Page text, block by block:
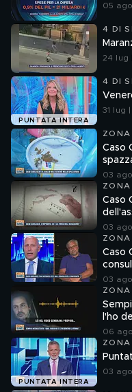
05
4 DI
24 lug
PUNTATA INTERA
4 DI
31 lug
ZONA
Caso
03
ZONA
Caso
03
ZONA
Caso
03
ZONA
l'ho
06
PUNTATA INTERA
ZONA
03